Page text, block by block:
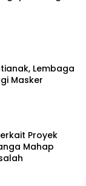
Lembaga
Masker
Proyek
Mahap